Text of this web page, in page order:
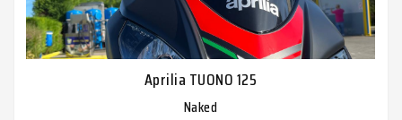
Aprilia TUONO 125
Naked